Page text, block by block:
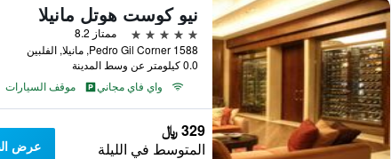
نيو كوست هوتل مانيلا
5 نجوم
ممتاز 8.2
1588 Pedro Gil Corner, مانيلا, الفلبين
0.0 كيلومتر عن وسط المدينة
واي فاي مجاني
موقف السيارات
329 ﷼
المتوسط في الليلة عرض